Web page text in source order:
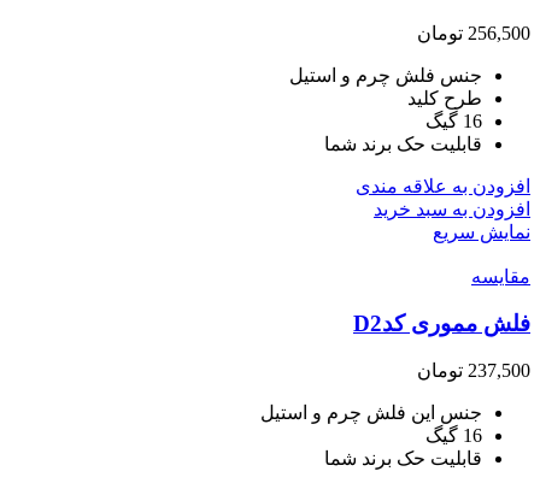
256,500 تومان
جنس فلش چرم و استیل
طرح کلید
16 گیگ
قابلیت حک برند شما
افزودن به علاقه مندی
افزودن به سبد خرید
نمایش سریع
مقايسه
فلش مموری کدD2
237,500 تومان
جنس این فلش چرم و استیل
16 گیگ
قابلیت حک برند شما